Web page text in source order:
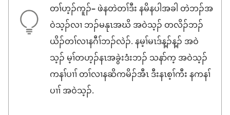
တၢ်ဟ့ၣ်ကူၣ်–ဖဲနတဲတၢ်ဒီး နမိနပါအခါ တဲဘၣ်အ
ဝဲသ့ၣ်လၢ ဘၣ်မနုၤအဃိ အဝဲသ့ၣ် တလိၣ်ဘၣ်
ယိၣ်တၢ်လၢနဂီၢ်ဘၣ်လဲၣ်. နမ့ၢ်မၤဒ်န့ၣ်န့ၣ် အဝဲ
သ့ၣ် မ့ၢ်တဟ့ၣ်နၤအခွဲးဒံးဘၣ် သနာ်က့ အဝဲသ့ၣ်
ကနၢ်ပၢၢ် တၢ်လၢနဆိကမိၣ်အီၤ ဒီးနၤစ့ၢ်ကီး နကနၢ်
ပၢၢ် အဝဲသ့ၣ်.